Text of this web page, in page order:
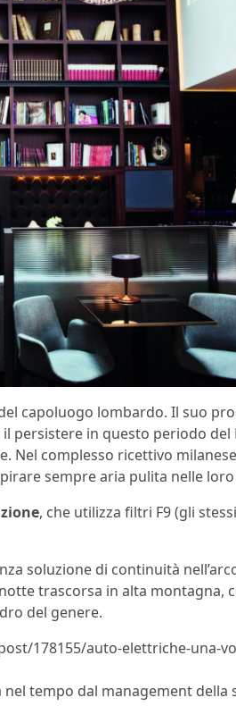
capoluogo lombardo. Il suo
persistere in questo periodo del
Nel complesso ricettivo
sempre aria pulita nelle loro
, che utilizza filtri F9 (gli
soluzione di continuità
trascorsa in alta montagna,
del genere.
178155/auto-elettriche-una-
tempo dal management